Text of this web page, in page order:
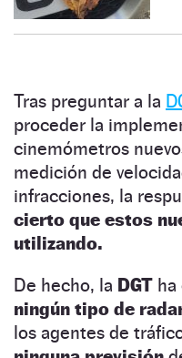
Tras preguntar a la
proceder la
cinemómetros
medición de
infracciones, la
cierto que estos
utilizando.
De hecho, la DGT ha
ningún tipo de
los agentes de